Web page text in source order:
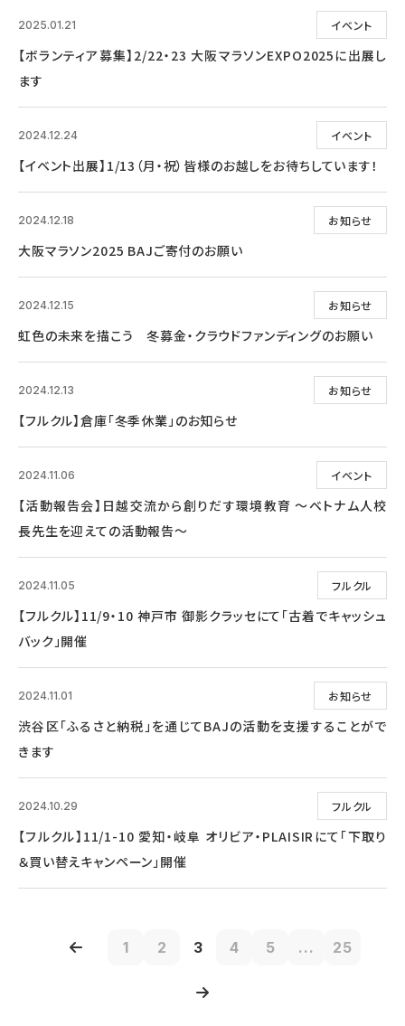
イベント
2025.01.21
【ボランティア募集】2/22・23 大阪マラソンEXPO2025に出展し
ます
イベント
2024.12.24
【イベント出展】1/13（月・祝）皆様のお越しをお待ちしています！
お知らせ
2024.12.18
大阪マラソン2025 BAJご寄付のお願い
お知らせ
2024.12.15
虹色の未来を描こう 冬募金・クラウドファンディングのお願い
お知らせ
2024.12.13
【フルクル】倉庫「冬季休業」のお知らせ
イベント
2024.11.06
【活動報告会】日越交流から創りだす環境教育 ～ベトナム人校
長先生を迎えての活動報告～
フルクル
2024.11.05
【フルクル】11/9・10 神戸市 御影クラッセにて「古着でキャッシュ
バック」開催
お知らせ
2024.11.01
渋谷区「ふるさと納税」を通じてBAJの活動を支援することがで
きます
フルクル
2024.10.29
【フルクル】11/1-10 愛知・岐阜 オリビア・PLAISIRにて「下取り
＆買い替えキャンペーン」開催
1 2 3 4 5 ... 25